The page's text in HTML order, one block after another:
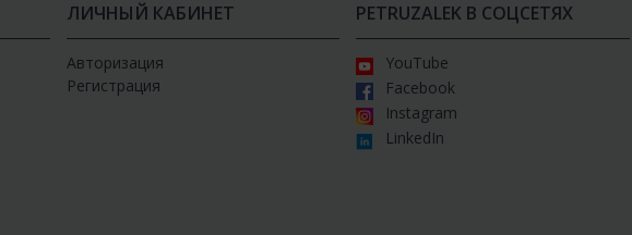
ЛИЧНЫЙ КАБИНЕТ
Авторизация
Регистрация
PETRUZALEK В СОЦСЕТЯХ
YouTube
Facebook
Instagram
LinkedIn